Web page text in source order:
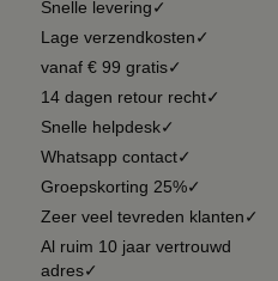
Snelle levering✓
Lage verzendkosten✓
vanaf € 99 gratis✓
14 dagen retour recht✓
Snelle helpdesk✓
Whatsapp contact✓
Groepskorting 25%✓
Zeer veel tevreden klanten✓
Al ruim 10 jaar vertrouwd
adres✓